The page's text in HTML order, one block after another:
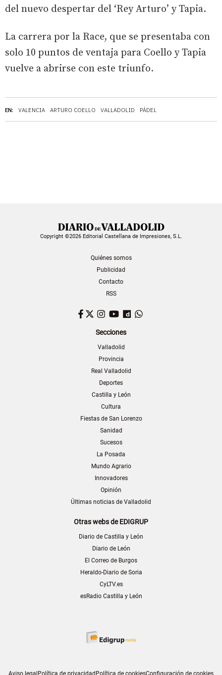
EN: VALENCIA ARTURO COELLO VALLADOLID PÁDEL
del nuevo despertar del ‘Rey Arturo’ y Tapia.
La carrera por la Race, que se presentaba con
solo 10 puntos de ventaja para Coello y Tapia
vuelve a abrirse con este triunfo.
Copyright ©2026 Editorial Castellana de Impresiones, S.L.
Quiénes somos
Publicidad
Contacto
RSS
Facebook
TwitterInstagram
YouTubeDailymotion
Secciones
Valladolid
Provincia
Real Valladolid
Deportes
Castilla y León
Cultura
Fiestas de San Lorenzo
Sanidad
Sucesos
La Posada
Mundo Agrario
Innovadores
Opinión
Últimas noticias de Valladolid
Otras webs de EDIGRUP
Diario de Castilla y León
Diario de León
El Correo de Burgos
Heraldo-Diario de Soria
CyLTV.es
esRadio Castilla y León
Aviso legalPolítica de privacidadPolítica de cookiesConfiguración de cookies